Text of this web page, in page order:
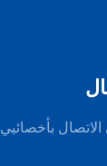
بأخصائيي